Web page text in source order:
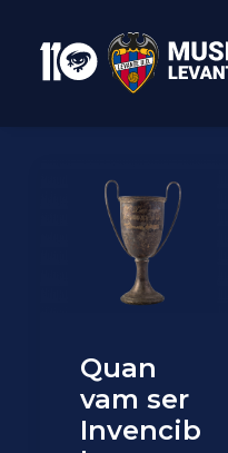
Quan
vam ser
Invencib